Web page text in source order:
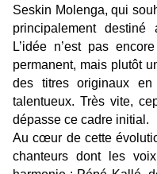
Seskin Molenga, qui
principalement destiné
L’idée n’est pas
permanent, mais plutôt
des titres originaux en
talentueux. Très vite,
dépasse ce cadre initial.
Au cœur de cette
chanteurs dont les